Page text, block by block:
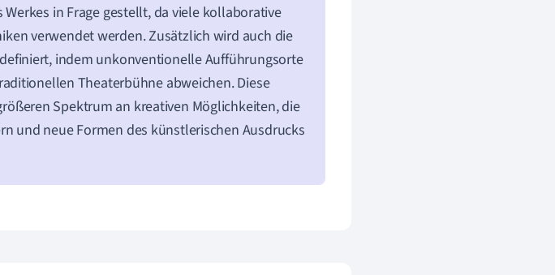
in Frage gestellt, da viele kollaborative
verwendet werden. Zusätzlich wird auch die
indem unkonventionelle Aufführungsorte
Theaterbühne abweichen. Diese
Spektrum an kreativen Möglichkeiten, die
und neue Formen des künstlerischen Ausdrucks